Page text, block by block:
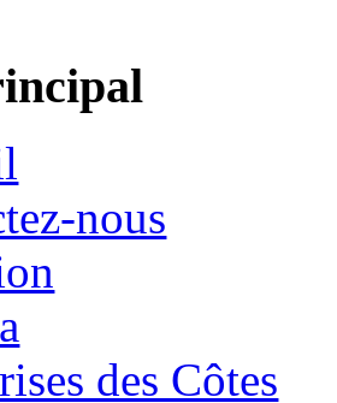
nous
des Côtes